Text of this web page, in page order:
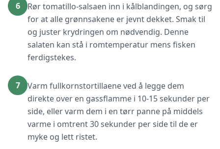
6
Rør tomatillo-salsaen inn i kålblandingen, og sørg
for at alle grønnsakene er jevnt dekket. Smak til
og juster krydringen om nødvendig. Denne
salaten kan stå i romtemperatur mens fisken
ferdigstekes.
7
Varm fullkornstortillaene ved å legge dem
direkte over en gassflamme i 10-15 sekunder per
side, eller varm dem i en tørr panne på middels
varme i omtrent 30 sekunder per side til de er
myke og lett ristet.